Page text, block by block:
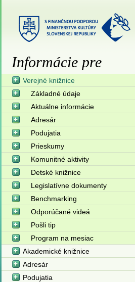
Informácie pre
Verejné knižnice
Základné údaje
Aktuálne informácie
Adresár
Podujatia
Prieskumy
Komunitné aktivity
Detské knižnice
Legislatívne dokumenty
Benchmarking
Odporúčané videá
Pošli tip
Program na mesiac
Akademické knižnice
Adresár
Podujatia